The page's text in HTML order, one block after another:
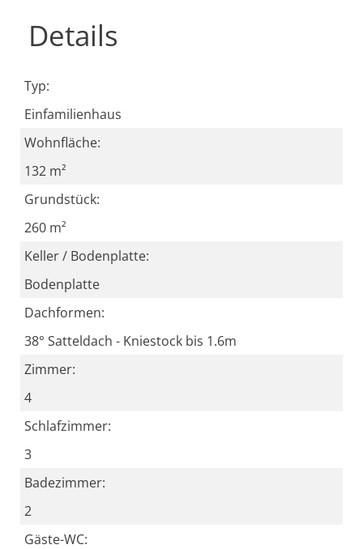
Details
Typ:
Einfamilienhaus
Wohnfläche:
132 m²
Grundstück:
260 m²
Keller / Bodenplatte:
Bodenplatte
Dachformen:
38° Satteldach - Kniestock bis 1.6m
Zimmer:
4
Schlafzimmer:
3
Badezimmer:
2
Gäste-WC: